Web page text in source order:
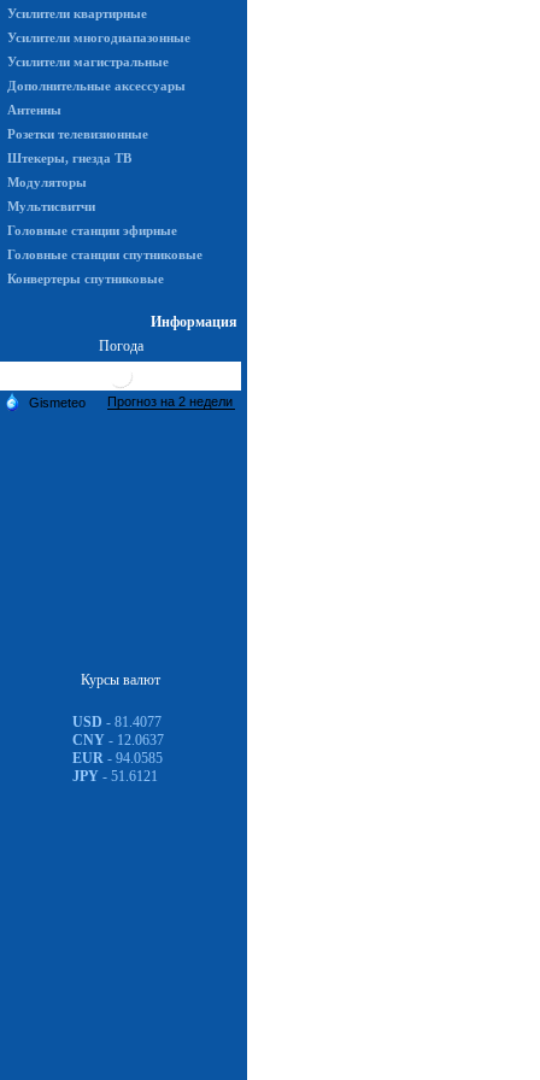
Усилители квартирные
Усилители многодиапазонные
Усилители магистральные
Дополнительные аксессуары
Антенны
Розетки телевизионные
Штекеры, гнезда ТВ
Модуляторы
Мультисвитчи
Головные станции эфирные
Головные станции спутниковые
Конвертеры спутниковые
Информация
Погода
Курсы валют
USD - 81.4077
CNY - 12.0637
EUR - 94.0585
JPY - 51.6121